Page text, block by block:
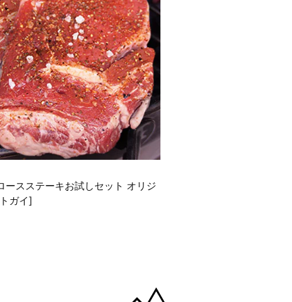
ースステーキお試しセット オリジ
ガイ]